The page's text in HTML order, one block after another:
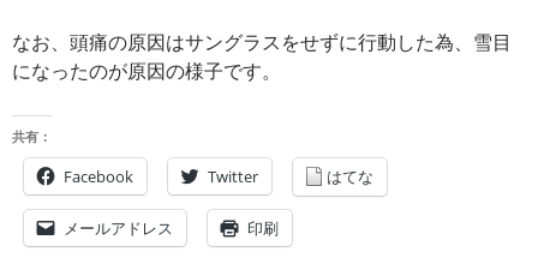
なお、頭痛の原因はサングラスをせずに行動した為、雪目
になったのが原因の様子です。
共有：
Facebook Twitter はてな
メールアドレス 印刷